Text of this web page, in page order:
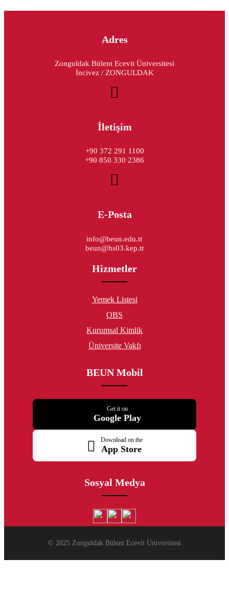
Adres
Zonguldak Bülent Ecevit Üniversitesi
İncivez / ZONGULDAK
İletişim
+90 372 291 1100
+90 850 330 2386
E-Posta
info@beun.edu.tr
beun@hs03.kep.tr
Hizmetler
Yemek Listesi
OBS
Kurumsal Kimlik
Üniversite Vakfı
BEUN Mobil
Get it on
Google Play
Download on the
App Store
Sosyal Medya
© 2025 Zonguldak Bülent Ecevit Üniversitesi